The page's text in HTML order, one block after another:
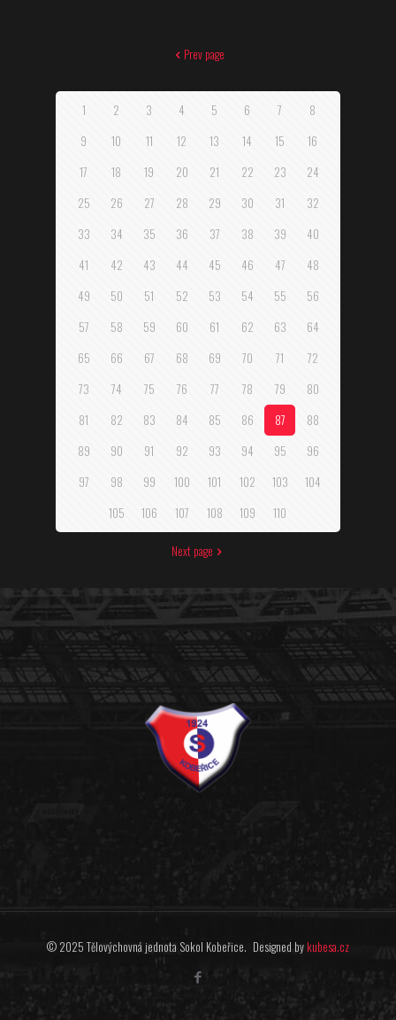
Prev page
1 2 3 4 5 6 7
8
9
10 11 12 13 14 15
16
17
18 19 20 21 22 23
24
25
26 27 28 29 30 31
32
33
34 35 36 37 38 39
40
41
42 43 44 45 46 47
48
49
50 51 52 53 54 55
56
57
58 59 60 61 62 63
64
65
66 67 68 69 70 71
72
73
74 75 76 77 78 79
80
81
82 83 84 85 86 87
88
89
90 91 92 93 94 95
96
97
98 99 100 101 102 103
104
105
106 107 108 109 110
Next page
© 2025 Tělovýchovná jednota Sokol Kobeřice. Designed by kubesa.cz